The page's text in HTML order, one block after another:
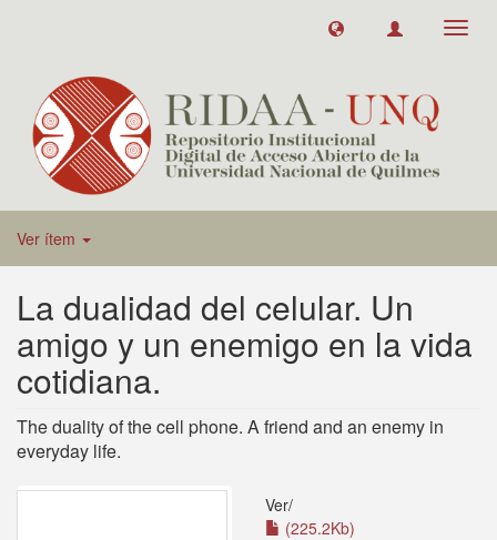
Ver ítem
La dualidad del celular. Un
amigo y un enemigo en la vida
cotidiana.
The duality of the cell phone. A friend and an enemy in
everyday life.
Ver/
(225.2Kb)